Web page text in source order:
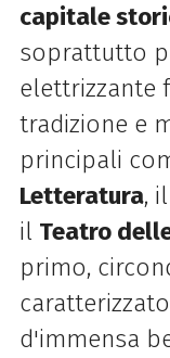
capitale
soprattutto
elettrizzante
tradizione e
principali
Letteratura, il
il Teatro
primo,
d'immensa